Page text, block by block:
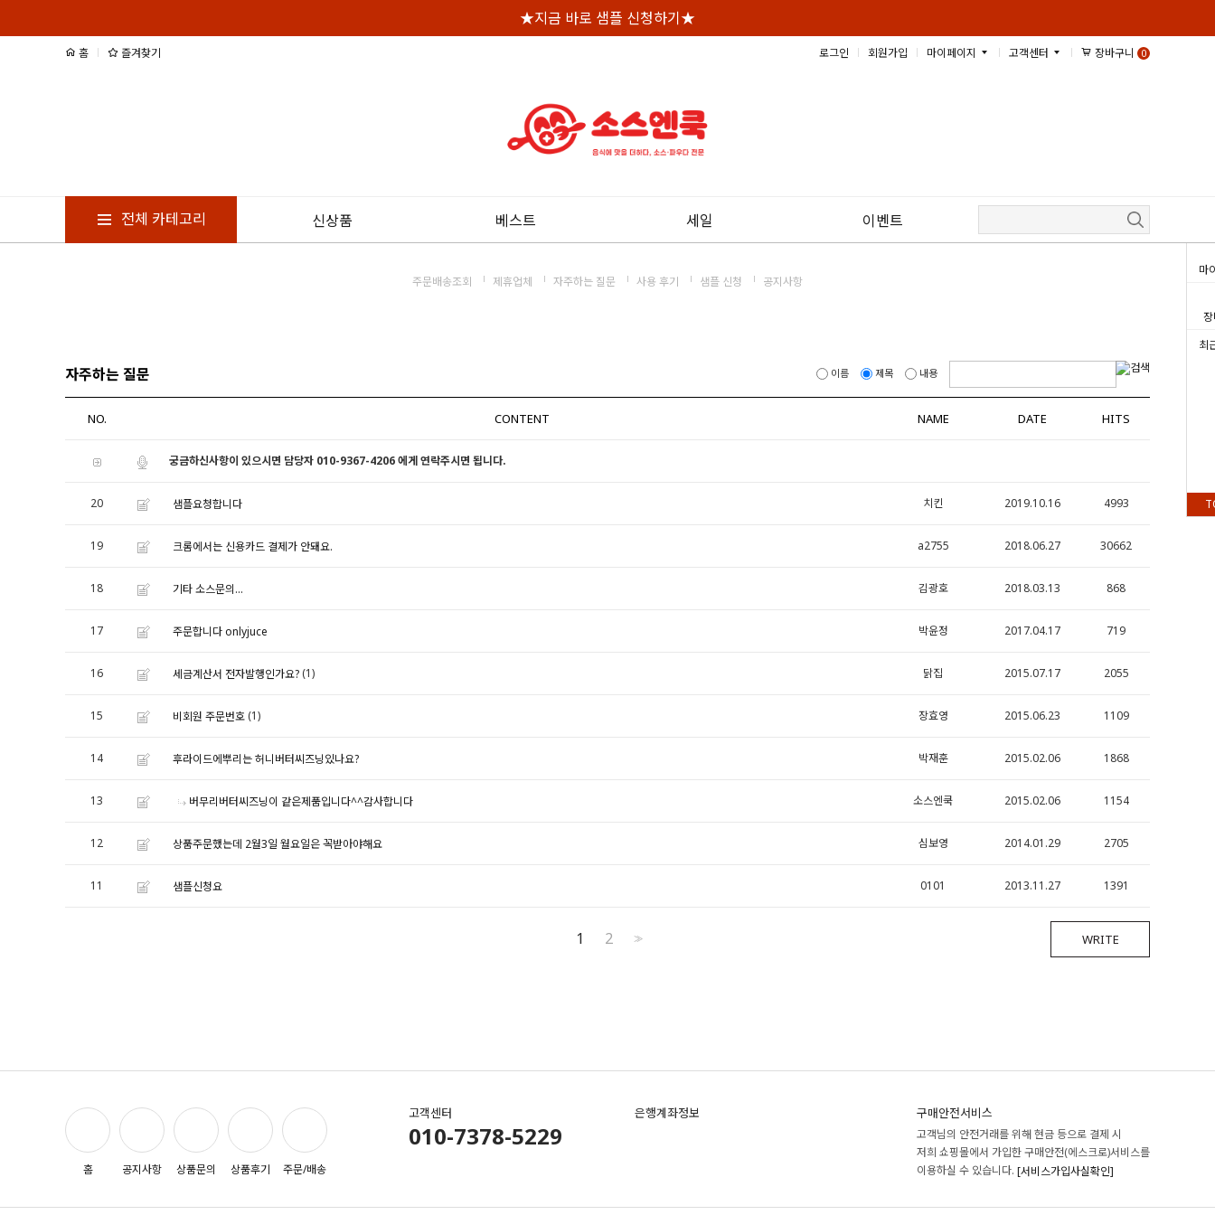
마
최
★지금 바로 샘플 신청하기★
홈 즐겨찾기 로그인 회원가입 마이페이지 고객센터 장바구니 0
전체 카테고리 신상품 베스트 세일 이벤트
주문배송조회 제휴업체 자주하는 질문 사용 후기 샘플 신청 공지사항
자주하는 질문 이름 제목 내용
NO. CONTENT NAME DATE HITS
궁금하신사항이 있으시면 담당자 010-9367-4206 에게 연락주시면 됩니다.
20 샘플요청합니다 치킨 2019.10.16 4993
19 크롬에서는 신용카드 결제가 안돼요. a2755 2018.06.27 30662
18 기타 소스문의... 김광호 2018.03.13 868
17 주문합니다 onlyjuce 박윤정 2017.04.17 719
16 세금계산서 전자발행인가요?(1) 닭집 2015.07.17 2055
15 비회원 주문번호(1) 장효영 2015.06.23 1109
14 후라이드에뿌리는 허니버터씨즈닝있나요? 박재훈 2015.02.06 1868
13 버무리버터씨즈닝이 같은제품입니다^^감사합니다 소스엔쿡 2015.02.06 1154
12 상품주문했는데 2월3일 월요일은 꼭받아야해요 심보영 2014.01.29 2705
11 샘플신청요 0101 2013.11.27 1391
WRITE
1 2 >>
홈 공지사항 상품문의 상품후기 주문/배송
고객센터
010-7378-5229
은행계좌정보 구매안전서비스
고객님의 안전거래를 위해 현금 등으로 결제 시
저희 쇼핑몰에서 가입한 구매안전(에스크로)서비스를
이용하실 수 있습니다. [서비스가입사실확인]